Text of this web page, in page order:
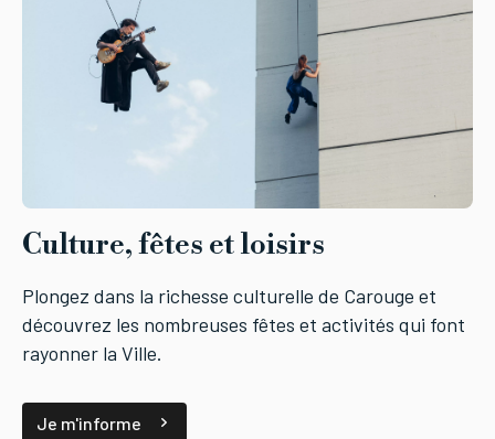
Culture, fêtes et loisirs
Plongez dans la richesse culturelle de Carouge et
découvrez les nombreuses fêtes et activités qui font
rayonner la Ville.
Je m'informe